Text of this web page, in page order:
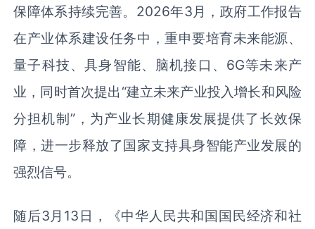
保障体系持续完善。2026年3月，政府工作报告
在产业体系建设任务中，重申要培育未来能源、
量子科技、具身智能、脑机接口、6G等未来产
业，同时首次提出“建立未来产业投入增长和风险
分担机制”，为产业长期健康发展提供了长效保
障，进一步释放了国家支持具身智能产业发展的
强烈信号。
随后3月13日，《中华人民共和国国民经济和社